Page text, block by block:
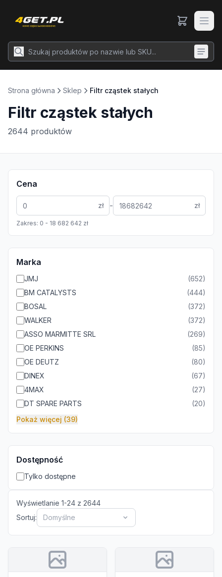
Strona główna Sklep Filtr cząstek stałych
Filtr cząstek stałych
2644 produktów
Cena
zł - zł
Zakres: 0 - 18 682 642 zł
Marka
JMJ (652)
BM CATALYSTS
(444)
BOSAL
(372)
WALKER
(372)
ASSO MARMITTE SRL
(269)
OE PERKINS
(85)
OE DEUTZ
(80)
DINEX
(67)
4MAX
(27)
DT SPARE PARTS
(20)
Pokaż więcej (39)
Dostępność
Tylko dostępne
Wyświetlanie 1-24 z 2644
Sortuj:
Domyślne